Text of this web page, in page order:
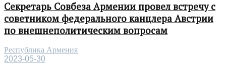
Секретарь Совбеза Армении провел встречу с
советником федерального канцлера Австрии
по внешнеполитическим вопросам
Республика Армения
2023-05-30